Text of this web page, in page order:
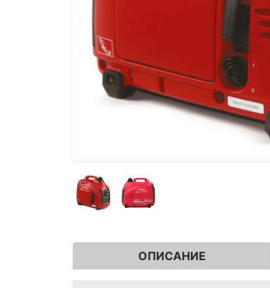
ОПИСАНИЕ